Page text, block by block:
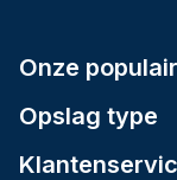
Onze
Opslag type